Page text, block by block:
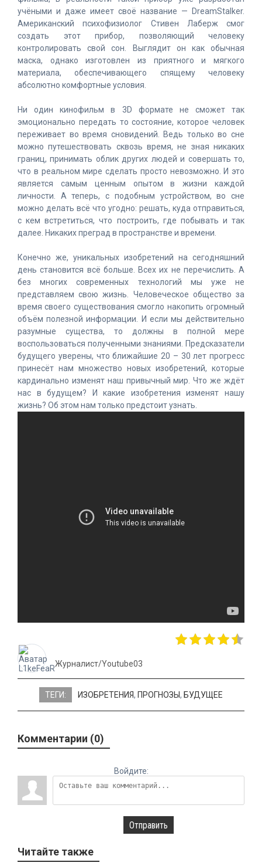
учёными и даже имеет своё название — DreamStalker.
Американский психофизиолог Стивен Лаберж смог
создать этот прибор, позволяющий человеку
контролировать свой сон. Выглядит он как обычная
маска, однако изготовлен из приятного и мягкого
материала, обеспечивающего спящему человеку
абсолютно комфортные условия.
Ни один кинофильм в 3D формате не сможет так
эмоционально передать то состояние, которое человек
переживает во время сновидений. Ведь только во сне
можно путешествовать сквозь время, не зная никаких
границ, принимать облик других людей и совершать то,
что в реальном мире сделать просто невозможно. И это
является самым ценным опытом в жизни каждой
личности. А теперь, с подобным устройством, во сне
можно делать всё что угодно: решать, куда отправиться,
с кем встретиться, что построить, где побывать и так
далее. Никаких преград в пространстве и времени.
Конечно же, уникальных изобретений на сегодняшний
день становится всё больше. Всех их не перечислить. А
без многих современных технологий мы уже не
представляем свою жизнь. Человеческое общество за
время своего существования смогло накопить огромный
объём полезной информации. И если мы действительно
разумные существа, то должны в полной мере
воспользоваться полученными знаниями. Предсказатели
будущего уверены, что ближайшие 20 – 30 лет прогресс
принесёт нам множество новых изобретений, которые
кардинально изменят наш привычный мир. Что же ждёт
нас в будущем? И какие изобретения изменят нашу
жизнь? Об этом нам только предстоит узнать.
Журналист/Youtube03
ТЕГИ: ИЗОБРЕТЕНИЯ, ПРОГНОЗЫ, БУДУЩЕЕ
Комментарии (0)
Войдите:
Отправить
Читайте также